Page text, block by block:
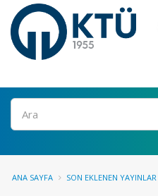
Ara
ANA SAYFA SON EKLENEN YAYINLAR